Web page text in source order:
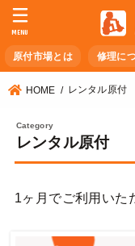
原付市場とは 修理に
MENU
HOME レンタル原付
レンタル原付
1ヶ月でご利用いた